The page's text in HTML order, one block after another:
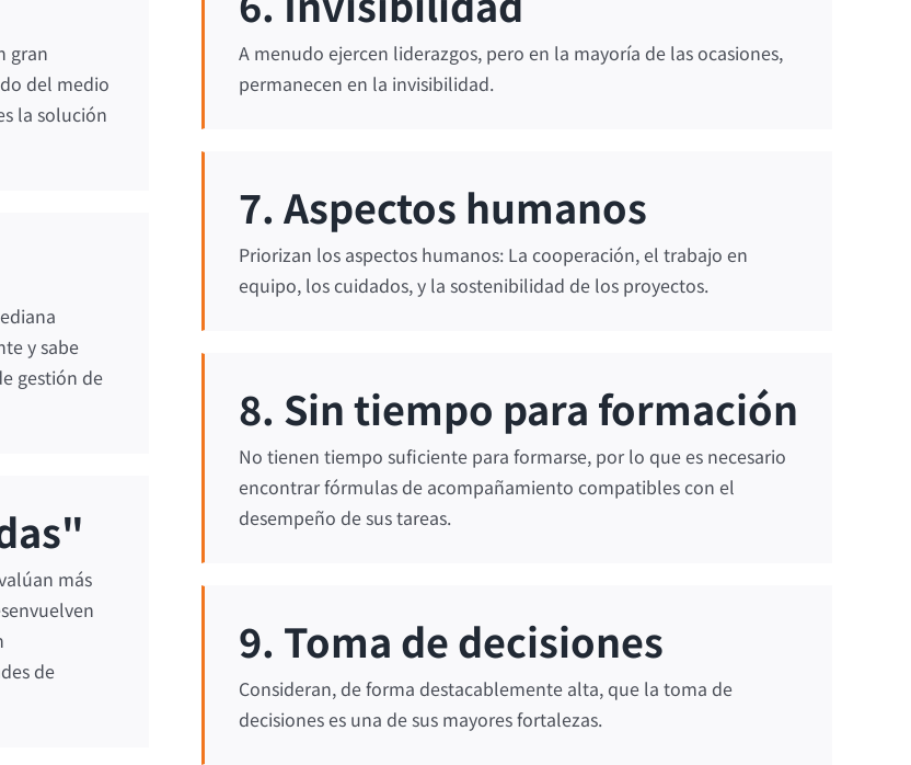
gran
del medio
la solución
y sabe
gestión de
más
de
A menudo ejercen liderazgos, pero en la mayoría de las ocasiones,
permanecen en la invisibilidad.
7. Aspectos humanos
Priorizan los aspectos humanos: La cooperación, el trabajo en
equipo, los cuidados, y la sostenibilidad de los proyectos.
8. Sin tiempo para formación
No tienen tiempo suficiente para formarse, por lo que es necesario
encontrar fórmulas de acompañamiento compatibles con el
desempeño de sus tareas.
9. Toma de decisiones
Consideran, de forma destacablemente alta, que la toma de
decisiones es una de sus mayores fortalezas.